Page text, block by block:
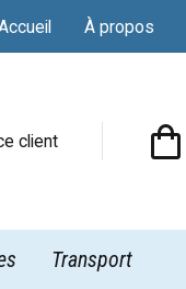
À propos
client
Transport